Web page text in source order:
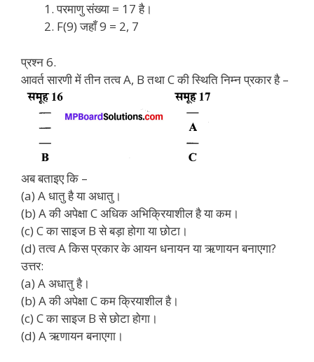
परमाणु संख्या = 17 है।
F(9) जहाँ 9 = 2, 7
प्रश्न 6.
आवर्त सारणी में तीन तत्व A, B तथा C की स्थिति निम्न प्रकार है –
अब बताइए कि –
(a) A धातु है या अधातु।
(b) A की अपेक्षा C अधिक अभिक्रियाशील है या कम।
(c) C का साइज B से बड़ा होगा या छोटा।
(d) तत्व A किस प्रकार के आयन धनायन या ऋणायन बनाएगा?
उत्तर:
(a) A अधातु है।
(b) A की अपेक्षा C कम क्रियाशील है।
(c) C का साइज B से छोटा होगा।
(d) A ऋणायन बनाएगा।